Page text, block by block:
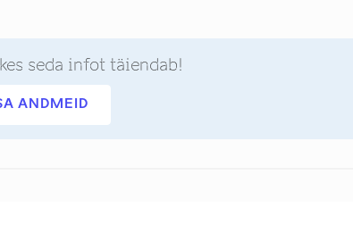
seda infot täiendab!
ANDMEID